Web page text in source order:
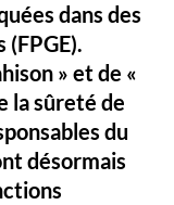
dans des
» et de «
la sûreté de
du
désormais